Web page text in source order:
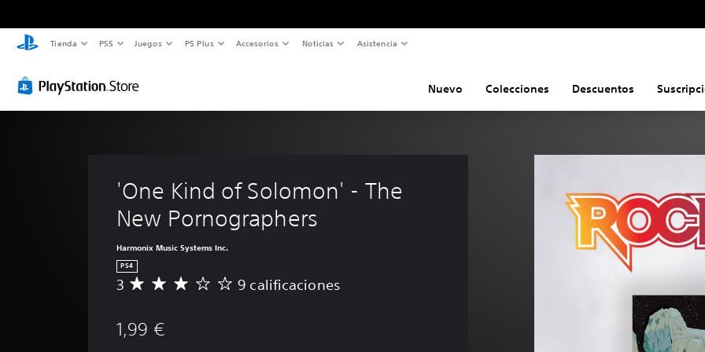
Tienda PS5 Juegos PS Plus Accesorios Noticias Asistencia
Nuevo Colecciones Descuentos
'One Kind of Solomon' - The
New Pornographers
Harmonix Music Systems Inc.
PS4
C
i
3 9 calificaciones
1,99 €